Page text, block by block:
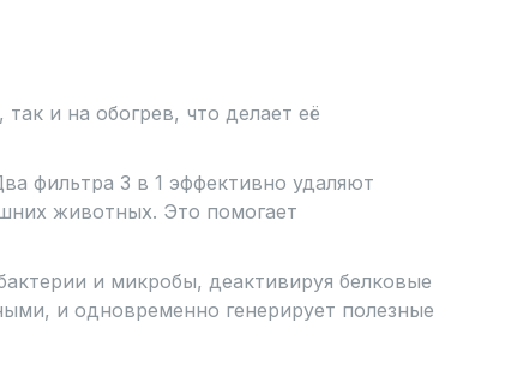
и на обогрев, что делает её
фильтра 3 в 1 эффективно удаляют
животных. Это помогает
и микробы, деактивируя белковые
и одновременно генерирует полезные